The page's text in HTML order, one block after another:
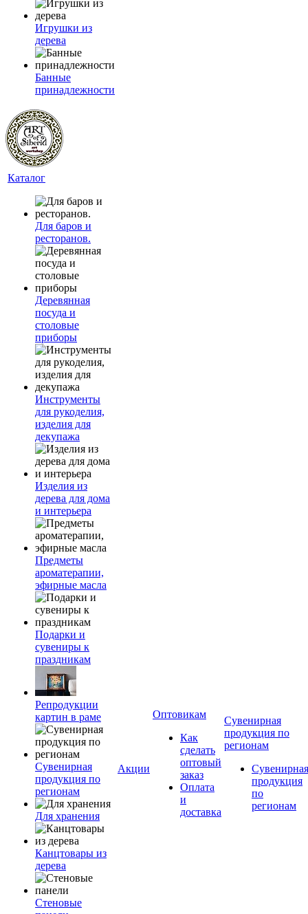
Игрушки из
дерева
Банные
принадлежности
Каталог
Для баров и
ресторанов.
Деревянная
посуда и
столовые
приборы
Инструменты
для рукоделия,
изделия для
декупажа
Изделия из
дерева для дома
и интерьера
Предметы
ароматерапии,
эфирные масла
Подарки и
сувениры к
праздникам
Репродукции
картин в раме
Сувенирная
продукция по
регионам
Для хранения
Канцтовары из
дерева
Стеновые
Акции
Оптовикам
Как
сделать
оптовый
заказ
Оплата
и
доставка
Сувенирная
продукция по
регионам
Сувенирная
продукция
по
регионам